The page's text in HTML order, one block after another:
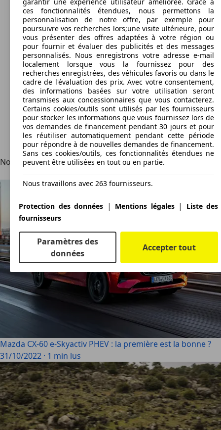
Notre connaissance de votre recherche
Mazda CX-60 e-Skyactiv PHEV : la première est la bonne ?
31/10/2022 · 1 min lus
ces fonctionnalités étendues, nous permettons la
personnalisation de notre offre, par exemple pour
poursuivre vos recherches lors;une visite ultérieure, pour
vous présenter des offres adaptées à votre région ou
pour fournir et évaluer des publicités et des messages
personnalisés. Nous enregistrons votre adresse e-mail
localement lorsque vous la fournissez pour des
recherches enregistrées, des véhicules favoris ou dans le
cadre de l'évaluation des prix. Avec votre consentement,
des informations basées sur votre utilisation seront
transmises aux concessionnaires que vous contacterez.
Certains cookies/outils sont utilisés par les fournisseurs
pour stocker les informations que vous fournissez lors de
vos demandes de financement pendant 30 jours et pour
les réutiliser automatiquement pendant cette période
pour répondre à de nouvelles demandes de financement.
Sans ces cookies/outils, ces fonctionnalités étendues ne
peuvent être utilisées en tout ou en partie.
Nous travaillons avec 263 fournisseurs.
Protection des données | Mentions légales|
Liste des
fournisseurs
Paramètres des
données
Accepter tout